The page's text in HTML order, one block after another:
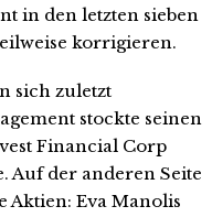
in den letzten sieben
korrigieren.
sich zuletzt
stockte seinen
Financial Corp
Auf der anderen Seite
Eva Manolis